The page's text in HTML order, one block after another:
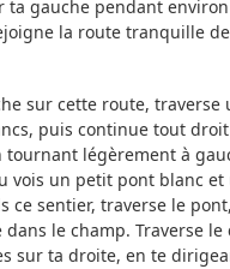
ta gauche pendant
la route tranquille
sur cette route,
puis continue tout
tournant légèrement à
vois un petit pont blanc
ce sentier, traverse le
le champ. Traverse le
sur ta droite, en te